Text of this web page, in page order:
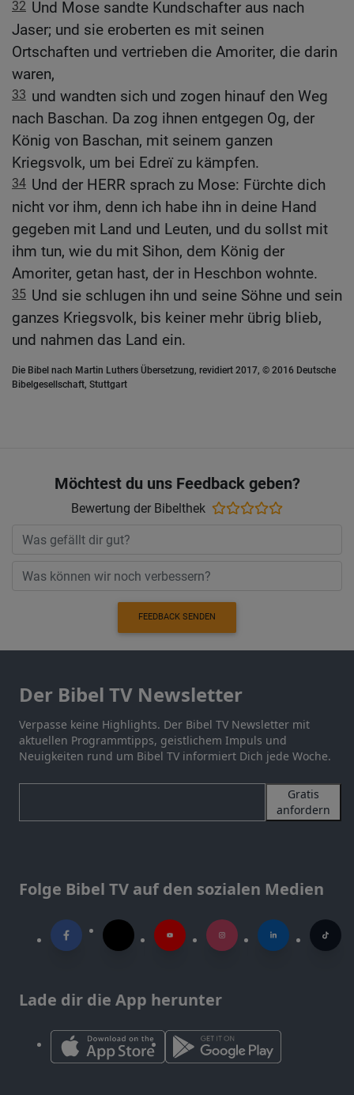
32 Und Mose sandte Kundschafter aus nach
Jaser; und sie eroberten es mit seinen
Ortschaften und vertrieben die Amoriter, die darin
waren,
33 und wandten sich und zogen hinauf den Weg
nach Baschan. Da zog ihnen entgegen Og, der
König von Baschan, mit seinem ganzen
Kriegsvolk, um bei Edreï zu kämpfen.
34 Und der HERR sprach zu Mose: Fürchte dich
nicht vor ihm, denn ich habe ihn in deine Hand
gegeben mit Land und Leuten, und du sollst mit
ihm tun, wie du mit Sihon, dem König der
Amoriter, getan hast, der in Heschbon wohnte.
35 Und sie schlugen ihn und seine Söhne und sein
ganzes Kriegsvolk, bis keiner mehr übrig blieb,
und nahmen das Land ein.
Die Bibel nach Martin Luthers Übersetzung, revidiert 2017, © 2016 Deutsche
Bibelgesellschaft, Stuttgart
Möchtest du uns Feedback geben?
Bewertung der Bibelthek
FEEDBACK SENDEN
Der Bibel TV Newsletter
Verpasse keine Highlights. Der Bibel TV Newsletter mit
aktuellen Programmtipps, geistlichem Impuls und
Neuigkeiten rund um Bibel TV informiert Dich jede Woche.
Gratis
anfordern
Folge Bibel TV auf den sozialen Medien
Lade dir die App herunter